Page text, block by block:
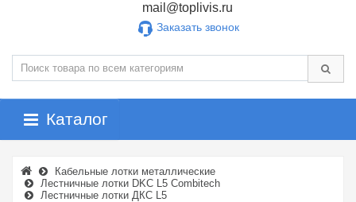
mail@toplivis.ru
Заказать звонок
Каталог
Кабельные лотки металлические
Лестничные лотки DKC L5 Combitech
Лестничные лотки ДКС L5